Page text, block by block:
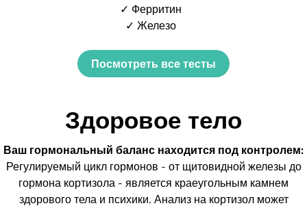
✓ Ферритин
✓ Железо
Посмотреть все тесты
Здоровое тело
Ваш гормональный баланс находится под контролем:
Регулируемый цикл гормонов - от щитовидной железы до
гормона кортизола - является краеугольным камнем
здорового тела и психики. Анализ на кортизол может